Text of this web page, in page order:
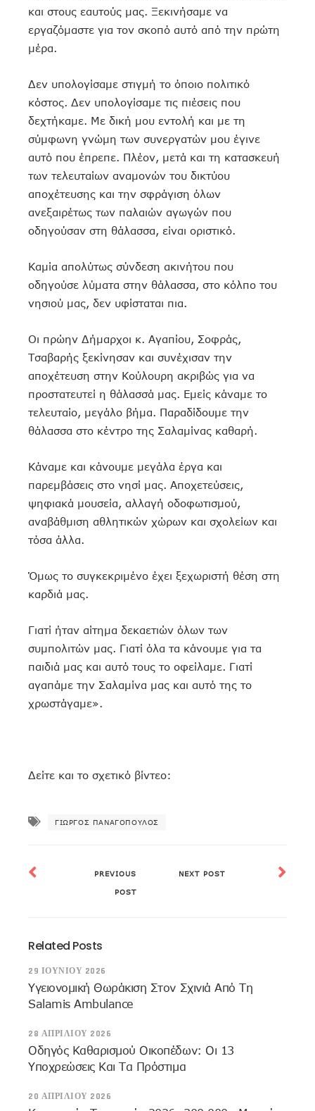
και στους εαυτούς μας. Ξεκινήσαμε να
εργαζόμαστε για τον σκοπό αυτό από την πρώτη
μέρα.
Δεν υπολογίσαμε στιγμή το όποιο πολιτικό
κόστος. Δεν υπολογίσαμε τις πιέσεις που
δεχτήκαμε. Με δική μου εντολή και με τη
σύμφωνη γνώμη των συνεργατών μου έγινε
αυτό που έπρεπε. Πλέον, μετά και τη κατασκευή
των τελευταίων αναμονών του δικτύου
αποχέτευσης και την σφράγιση όλων
ανεξαιρέτως των παλαιών αγωγών που
οδηγούσαν στη θάλασσα, είναι οριστικό.
Καμία απολύτως σύνδεση ακινήτου που
οδηγούσε λύματα στην θάλασσα, στο κόλπο του
νησιού μας, δεν υφίσταται πια.
Οι πρώην Δήμαρχοι κ. Αγαπίου, Σοφράς,
Τσαβαρής ξεκίνησαν και συνέχισαν την
αποχέτευση στην Κούλουρη ακριβώς για να
προστατευτεί η θάλασσά μας. Εμείς κάναμε το
τελευταίο, μεγάλο βήμα. Παραδίδουμε την
θάλασσα στο κέντρο της Σαλαμίνας καθαρή.
Κάναμε και κάνουμε μεγάλα έργα και
παρεμβάσεις στο νησί μας. Αποχετεύσεις,
ψηφιακά μουσεία, αλλαγή οδοφωτισμού,
αναβάθμιση αθλητικών χώρων και σχολείων και
τόσα άλλα.
Όμως το συγκεκριμένο έχει ξεχωριστή θέση στη
καρδιά μας.
Γιατί ήταν αίτημα δεκαετιών όλων των
συμπολιτών μας. Γιατί όλα τα κάνουμε για τα
παιδιά μας και αυτό τους το οφείλαμε. Γιατί
αγαπάμε την Σαλαμίνα μας και αυτό της το
χρωστάγαμε».
Δείτε και το σχετικό βίντεο:
ΓΙΏΡΓΟΣ ΠΑΝΑΓΌΠΟΥΛΟΣ
PREVIOUS
POST
NEXT POST
Related Posts
29 ΙΟΥΝΊΟΥ 2026
Υγειονομική Θωράκιση Στον Σχινιά Από Τη
Salamis Ambulance
28 ΑΠΡΙΛΊΟΥ 2026
Οδηγός Καθαρισμού Οικοπέδων: Οι 13
Υποχρεώσεις Και Τα Πρόστιμα
20 ΑΠΡΙΛΊΟΥ 2026